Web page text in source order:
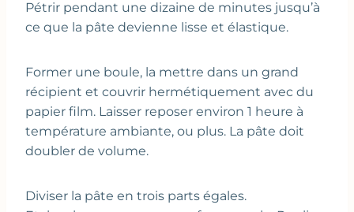
Pétrir pendant une dizaine de minutes jusqu’à
ce que la pâte devienne lisse et élastique.
Former une boule, la mettre dans un grand
récipient et couvrir hermétiquement avec du
papier film. Laisser reposer environ 1 heure à
température ambiante, ou plus. La pâte doit
doubler de volume.
Diviser la pâte en trois parts égales.